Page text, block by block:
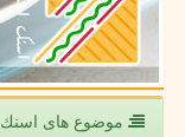
موضوع های اسنك